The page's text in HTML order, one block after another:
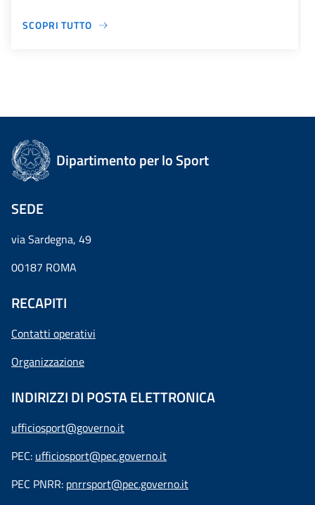
SCOPRI TUTTO
Dipartimento per lo Sport
SEDE
via Sardegna, 49
00187 ROMA
RECAPITI
Contatti operativi
Organizzazione
INDIRIZZI DI POSTA ELETTRONICA
ufficiosport@governo.it
PEC: ufficiosport@pec.governo.it
PEC PNRR: pnrrsport@pec.governo.it